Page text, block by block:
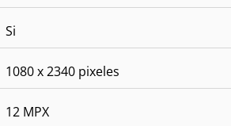
Si
1080 x 2340 pixeles
12 MPX